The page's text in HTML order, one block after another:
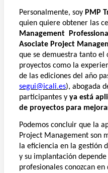
Personalmente, soy PMP
quien quiere obtener las
Management
Asociate Project
que se demuestra tanto el
proyectos como la
de las ediciones del año
segui@icali.es), abogada
participantes y ya está
de proyectos para
Podemos concluir que la
Project Management son
la eficiencia en la gestión
y su implantación depende
profesionales conozcan